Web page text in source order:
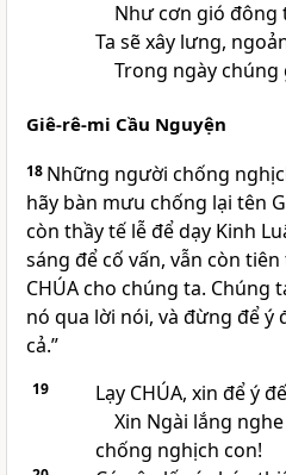
Như cơn gió đông
Ta sẽ xây lưng,
Trong ngày chúng
Giê-rê-mi Cầu Nguyện
18 Những người chống
hãy bàn mưu chống lại tên
còn thầy tế lễ để dạy Kinh
sáng để cố vấn, vẫn còn
CHÚAcho chúng ta. Chúng
nó qua lời nói, và đừng để ý
cả.”
19 Lạy CHÚA, xin để ý
Xin Ngài lắng
chống nghịch con!